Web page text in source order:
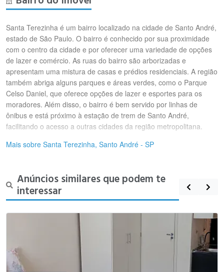
Santa Terezinha é um bairro localizado na cidade de Santo André,
estado de São Paulo. O bairro é conhecido por sua proximidade
com o centro da cidade e por oferecer uma variedade de opções
de lazer e comércio. As ruas do bairro são arborizadas e
apresentam uma mistura de casas e prédios residenciais. A região
também abriga alguns parques e áreas verdes, como o Parque
Celso Daniel, que oferece opções de lazer e esportes para os
moradores. Além disso, o bairro é bem servido por linhas de
ônibus e está próximo à estação de trem de Santo André,
facilitando o acesso a outras cidades da região metropolitana.
Mais sobre Santa Terezinha, Santo André - SP
Anúncios similares que podem te
interessar